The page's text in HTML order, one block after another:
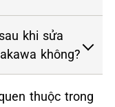
khi sửa
không?
thuộc trong